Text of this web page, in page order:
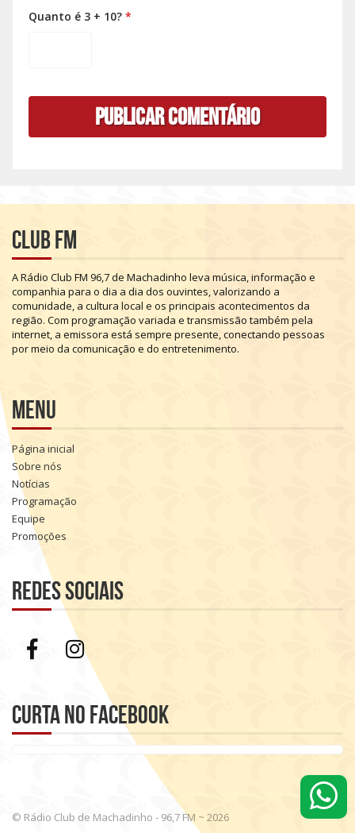
Quanto é 3 + 10? *
Club FM
ARádio Club FM 96,7de Machadinho leva música,informação e
companhia para o dia a dia dos ouvintes,valorizando a
comunidade, a cultura local e os principais acontecimentos da
região. Com programação variada e transmissão também pela
internet, a emissora está sempre presente,conectando pessoas
pormeio da comunicação e do entretenimento.
Menu
Página inicial
Sobre nós
Notícias
Programação
Equipe
Promoções
Redes sociais
Curta no Facebook
© Rádio Club de Machadinho - 96,7 FM ~ 2026